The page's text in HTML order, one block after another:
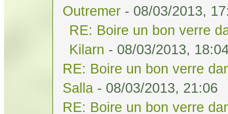
Outremer - 08/03/2013,
RE: Boire un bon verre
Kilarn - 08/03/2013,
RE: Boire un bon verre
Salla - 08/03/2013, 21:06
RE: Boire un bon verre